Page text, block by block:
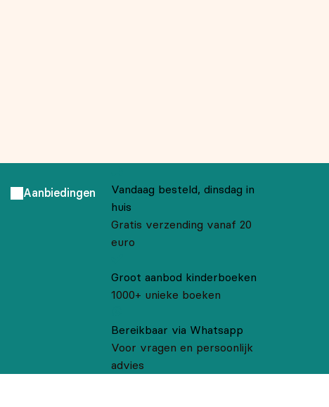
Aanbiedingen
Vandaag besteld, dinsdag in
huis
Gratis verzending vanaf 20
euro
Groot aanbod kinderboeken
1000+ unieke boeken
Bereikbaar via Whatsapp
Voor vragen en persoonlijk
advies